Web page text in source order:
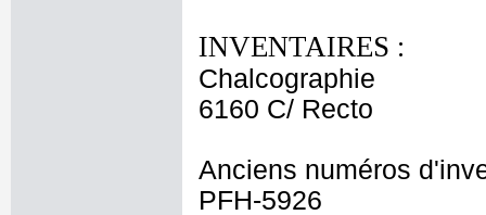
INVENTAIRES :
Chalcographie
6160 C/ Recto
Anciens numéros
PFH-5926